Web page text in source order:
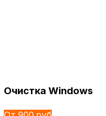
Очистка Windows